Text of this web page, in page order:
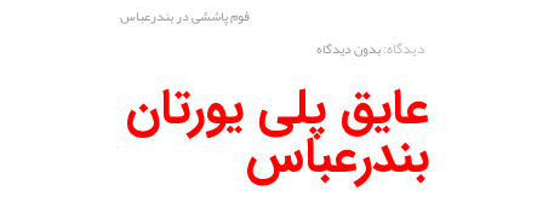
فوم پاششی در بندرعباس
دیدگاه:بدون دیدگاه
عایق پلی یورتان
بندرعباس